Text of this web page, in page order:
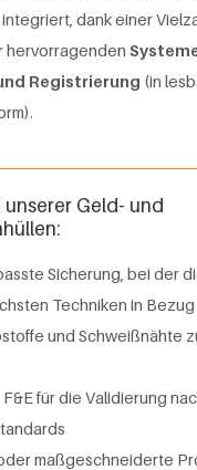
integriert, dank einer
hervorragenden
Registrierung (in
Geld- und
Sicherung, bei der
Techniken in Bezug
und Schweißnähte
für die Validierung
maßgeschneiderte